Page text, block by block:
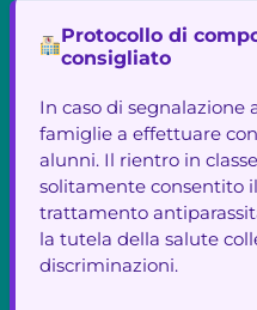
Protocollo di
consigliato
In caso di segnalazione
famiglie a effettuare
alunni. Il rientro in
solitamente consentito
trattamento
la tutela della salute
discriminazioni.